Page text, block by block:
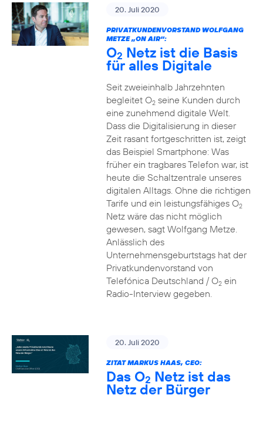
20. Juli 2020
PRIVATKUNDENVORSTAND WOLFGANG
METZE „ON AIR“:
O2 Netz ist die Basis
für alles Digitale
Seit zweieinhalb Jahrzehnten
begleitet O2seine Kunden durch
eine zunehmend digitale Welt.
Dass die Digitalisierung in dieser
Zeit rasant fortgeschritten ist, zeigt
das Beispiel Smartphone: Was
früher ein tragbares Telefon war, ist
heute die Schaltzentrale unseres
digitalen Alltags. Ohne die richtigen
Tarife und ein leistungsfähiges O2
Netz wäre das nicht möglich
gewesen, sagt Wolfgang Metze.
Anlässlich des
Unternehmensgeburtstags hat der
Privatkundenvorstand von
Telefónica Deutschland / O2ein
Radio-Interview gegeben.
20. Juli 2020
ZITAT MARKUS HAAS, CEO:
Das O2 Netz ist das
Netz der Bürger